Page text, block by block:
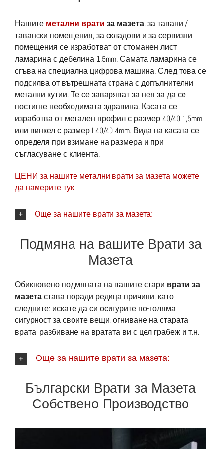
Нашите метални врати за мазета, за тавани /
тавански помещения, за складови и за сервизни
помещения се изработват от стоманен лист
ламарина с дебелина 1,5mm. Самата ламарина се
сгъва на специална цифрова машина. След това се
подсилва от вътрешната страна с допълнителни
метални кутии. Те се заваряват за нея за да се
постигне необходимата здравина. Касата се
изработва от метален профил с размер 40/40 1,5mm
или винкел с размер L40/40 4mm. Вида на касата се
определя при взимане на размера и при
съгласуване с клиента.
ЦЕНИ за нашите метални врати за мазета можете
да намерите тук
Още за нашите врати за мазета:
Подмяна на вашите Врати за
Мазета
Обикновено подмяната на вашите стари врати за
мазетастава поради редица причини, като
следните: искате да си осигурите по-голяма
сигурност за своите вещи, огниване на старата
врата, разбиване на вратата ви с цел грабеж и т.н.
Още за нашите врати за мазета:
Български Врати за Мазета
Собствено Производство